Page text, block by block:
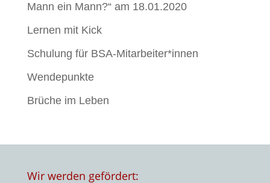
Mann ein Mann?“ am 18.01.2020
Lernen mit Kick
Schulung für BSA-Mitarbeiter*innen
Wendepunkte
Brüche im Leben
Wir werden gefördert: